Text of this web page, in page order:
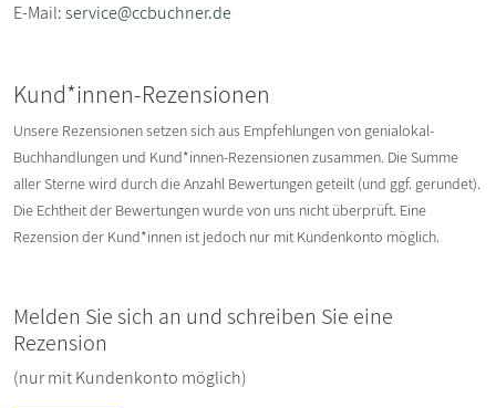
E-Mail:service@ccbuchner.de
Kund*innen-Rezensionen
Unsere Rezensionen setzen sich aus Empfehlungen von genialokal-
Buchhandlungen und Kund*innen-Rezensionen zusammen. Die Summe
aller Sterne wird durch die Anzahl Bewertungen geteilt (und ggf. gerundet).
Die Echtheit der Bewertungen wurde von uns nicht überprüft. Eine
Rezension der Kund*innen ist jedoch nur mit Kundenkonto möglich.
Melden Sie sich an und schreiben Sie eine
Rezension
(nur mit Kundenkonto möglich)